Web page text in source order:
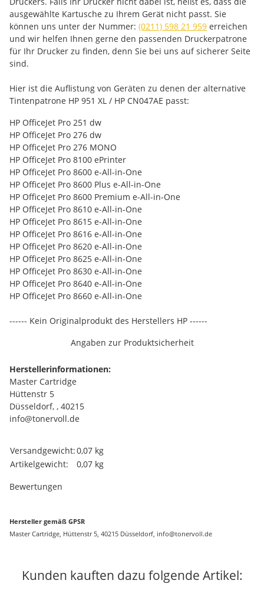
ausgewählte Kartusche zu Ihrem Gerät nicht passt. Sie
können uns unter der Nummer: (0211) 598 21 959 erreichen
und wir helfen Ihnen gerne den passenden Druckerpatrone
für Ihr Drucker zu finden, denn Sie bei uns auf sicherer Seite
sind.
Hier ist die Auflistung von Geräten zu denen der alternative
Tintenpatrone HP 951 XL / HP CN047AE passt:
HP OfficeJet Pro 251 dw
HP OfficeJet Pro 276 dw
HP OfficeJet Pro 276 MONO
HP OfficeJet Pro 8100 ePrinter
HP OfficeJet Pro 8600 e-All-in-One
HP OfficeJet Pro 8600 Plus e-All-in-One
HP OfficeJet Pro 8600 Premium e-All-in-One
HP OfficeJet Pro 8610 e-All-in-One
HP OfficeJet Pro 8615 e-All-in-One
HP OfficeJet Pro 8616 e-All-in-One
HP OfficeJet Pro 8620 e-All-in-One
HP OfficeJet Pro 8625 e-All-in-One
HP OfficeJet Pro 8630 e-All-in-One
HP OfficeJet Pro 8640 e-All-in-One
HP OfficeJet Pro 8660 e-All-in-One
------ Kein Originalprodukt des Herstellers HP ------
Angaben zur Produktsicherheit
Herstellerinformationen:
Master Cartridge
Hüttenstr 5
Düsseldorf, , 40215
info@tonervoll.de
Produkteigenschaft
Wert
Versandgewicht:0,07 kg
Artikelgewicht:
0,07 kg
Bewertungen
Hersteller gemäß GPSR
Master Cartridge, Hüttenstr 5, 40215 Düsseldorf, info@tonervoll.de
Kunden kauften dazu folgende Artikel: